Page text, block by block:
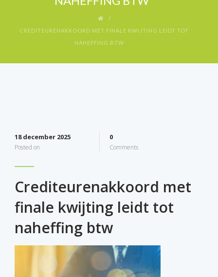
CREDITEURENAKKOORD MET FINALE KWIJTING LEIDT TOT
NAHEFFING BTW
18 december 2025
Posted on
0
Comments
Crediteurenakkoord met
finale kwijting leidt tot
naheffing btw